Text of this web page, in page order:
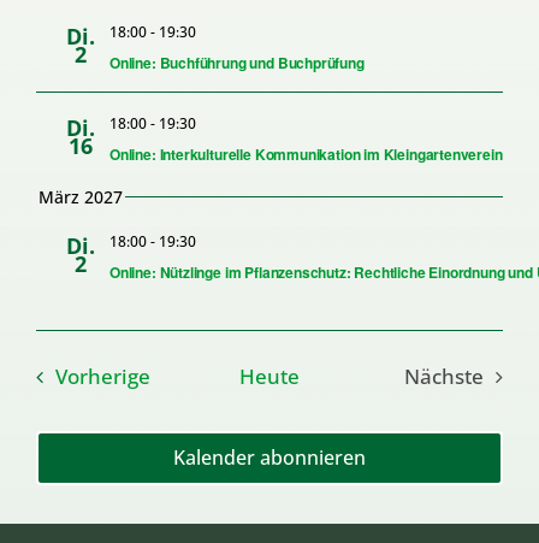
Di.
2
18:00- 19:30
Online: Buchführung und Buchprüfung
Di.
16
18:00- 19:30
Online: Interkulturelle Kommunikation im Kleingartenverein
März 2027
Di.
2
18:00- 19:30
Online: Nützlinge im Pflanzenschutz: Rechtliche Einordnung
VorherigeVeranstaltungen
Heute
Nächste
Kalender abonnieren